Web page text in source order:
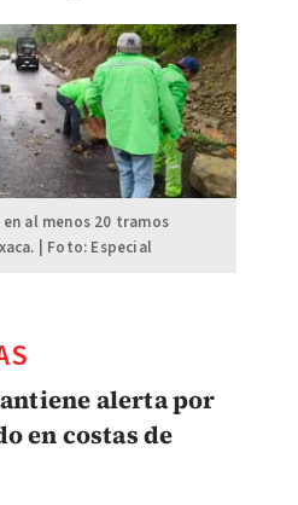
al menos 20 tramos
| Foto: Especial
alerta por
en costas de